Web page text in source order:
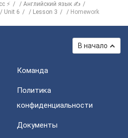
⚡
Английский язык ✍
Unit 6 Lesson 3 Homework
В начало
Команда
Политика
конфиденциальности
Документы